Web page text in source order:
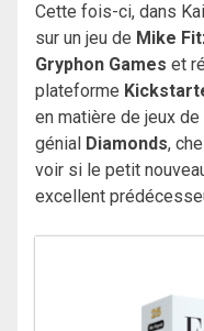
Cette fois-ci, dans
sur un jeu de Mike
Gryphon Games et
plateforme
en matière de jeux
génial Diamonds,
voir si le petit
excellent